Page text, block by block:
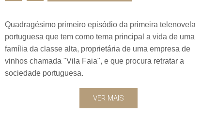
Quadragésimo primeiro episódio da primeira telenovela
portuguesa que tem como tema principal a vida de uma
família da classe alta, proprietária de uma empresa de
vinhos chamada "Vila Faia", e que procura retratar a
sociedade portuguesa.
VER MAIS